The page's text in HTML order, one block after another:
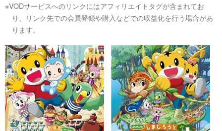
※VODサービスへのリンクにはアフィリエイトタグが含まれてお
り、リンク先での会員登録や購入などでの収益化を行う場合があ
ります。